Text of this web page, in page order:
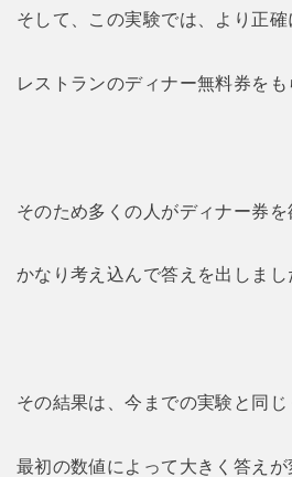
そして、この実験では、より正
レストランのディナー無料券をも
そのため多くの人がディナー券
かなり考え込んで答えを出しまし
その結果は、今までの実験と同じ
最初の数値によって大きく答えが